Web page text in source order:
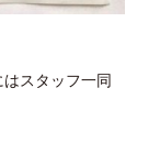
スタッフ一同